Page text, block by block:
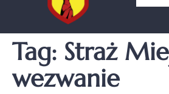
Tag: Straż
wezwanie